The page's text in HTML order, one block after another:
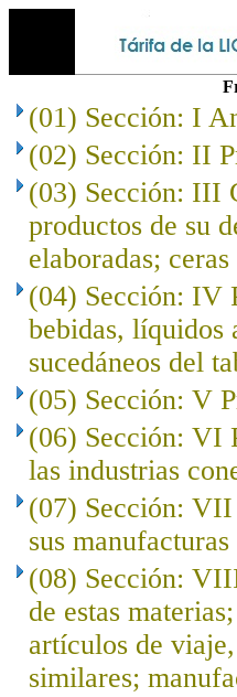
(01) Sección: I
(02) Sección: II
(03) Sección: III
productos de su
elaboradas;
(04) Sección: IV
bebidas, líquidos
sucedáneos del
(05) Sección: V
(06) Sección: VI
las industrias
(07) Sección: VII
sus manufacturas
(08) Sección:
de estas
artículos de
similares;